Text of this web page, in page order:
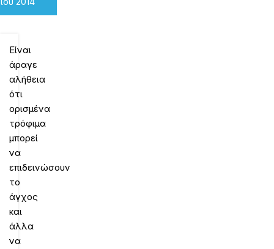
Είναι
άραγε
αλήθεια
ότι
ορισμένα
τρόφιμα
μπορεί
να
επιδεινώσουν
το
άγχος
και
άλλα
να